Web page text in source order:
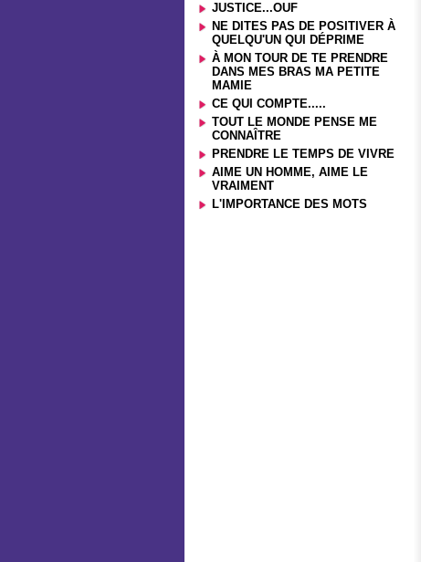
JUSTICE...OUF
NE DITES PAS DE POSITIVER À
QUELQU'UN QUI DÉPRIME
À MON TOUR DE TE PRENDRE
DANS MES BRAS MA PETITE
MAMIE
CE QUI COMPTE.....
TOUT LE MONDE PENSE ME
CONNAÎTRE
PRENDRE LE TEMPS DE VIVRE
AIME UN HOMME, AIME LE
VRAIMENT
L'IMPORTANCE DES MOTS